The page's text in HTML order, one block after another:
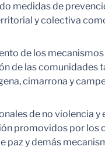
medidas de
y colectiva
de los
de las comunidades
cimarrona y
de no violencia y
promovidos por los
paz y demás